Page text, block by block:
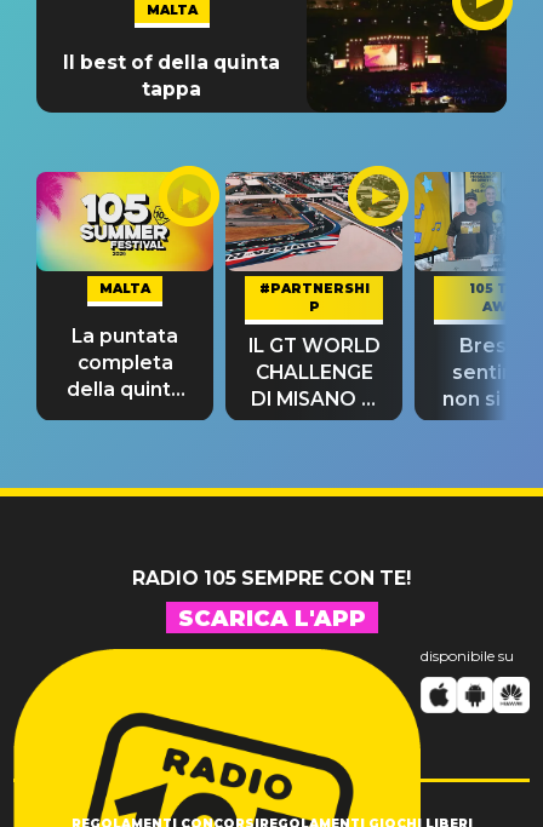
MALTA
Il best of della quinta
tappa
MALTA
La puntata
completa
della quinta
tappa
#PARTNERSHI
P
IL GT WORLD
CHALLENGE
DI MISANO si
riconferma
105 TAKE
AWAY
Bresh:
non si
fino alla
RADIO 105 SEMPRE CON TE!
SCARICA L'APP
disponibile su